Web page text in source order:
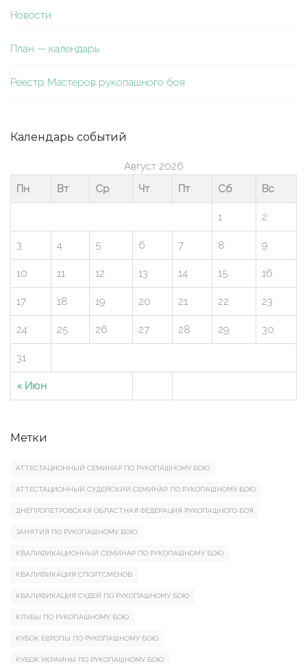
Новости
План — календарь
Реестр Мастеров рукопашного боя
Календарь событий
Август 2026
Пн
Вт Ср Чт Пт Сб Вс
« Июн
1 2
3 4 5 6 7 8 9
10 11 12 13 14 15 16
17 18 19 20 21 22 23
24 25 26 27 28 29 30
31
Метки
АТТЕСТАЦИОННЫЙ СЕМИНАР ПО РУКОПАШНОМУ БОЮ
АТТЕСТАЦИОННЫЙ СУДЕЙСКИЙ СЕМИНАР ПО РУКОПАШНОМУ БОЮ
ДНЕПРОПЕТРОВСКАЯ ОБЛАСТНАЯ ФЕДЕРАЦИЯ РУКОПАШНОГО БОЯ
ЗАНЯТИЯ ПО РУКОПАШНОМУ БОЮ
КВАЛИФИКАЦИОННЫЙ СЕМИНАР ПО РУКОПАШНОМУ БОЮ
КВАЛИФИКАЦИЯ СПОРТСМЕНОВ
КВАЛИФИКАЦИЯ СУДЕЙ ПО РУКОПАШНОМУ БОЮ
КЛУБЫ ПО РУКОПАШНОМУ БОЮ
КУБОК ЕВРОПЫ ПО РУКОПАШНОМУ БОЮ
КУБОК УКРАИНЫ ПО РУКОПАШНОМУ БОЮ